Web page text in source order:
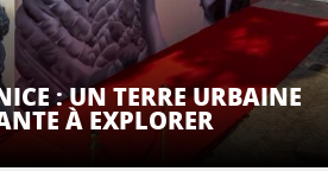
: UN TERRE URBAINE
À EXPLORER